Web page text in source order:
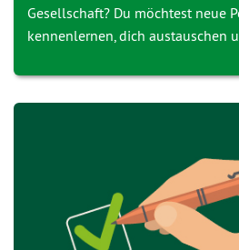
Gesellschaft? Du möchtest neue
kennenlernen, dich austauschen